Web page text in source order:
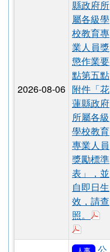
文章標題
人事
公
告:有關花
蓮縣政府
修正花蓮
縣政府所
屬各級學
校教育專
業人員獎
懲作業要
點第五點
附件「花
蓮縣政府
所屬各級
學校教育
專業人員
獎勵標準